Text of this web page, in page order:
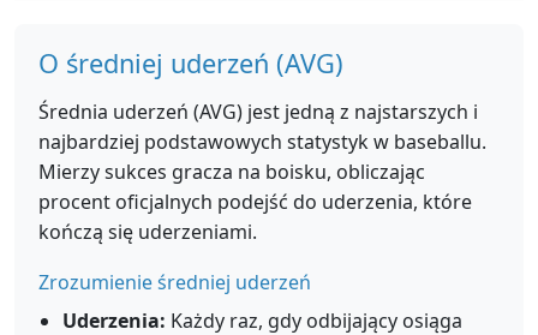
O średniej uderzeń (AVG)
Średnia uderzeń (AVG) jest jedną z najstarszych i
najbardziej podstawowych statystyk w baseballu.
Mierzy sukces gracza na boisku, obliczając
procent oficjalnych podejść do uderzenia, które
kończą się uderzeniami.
Zrozumienie średniej uderzeń
Uderzenia: Każdy raz, gdy odbijający osiąga